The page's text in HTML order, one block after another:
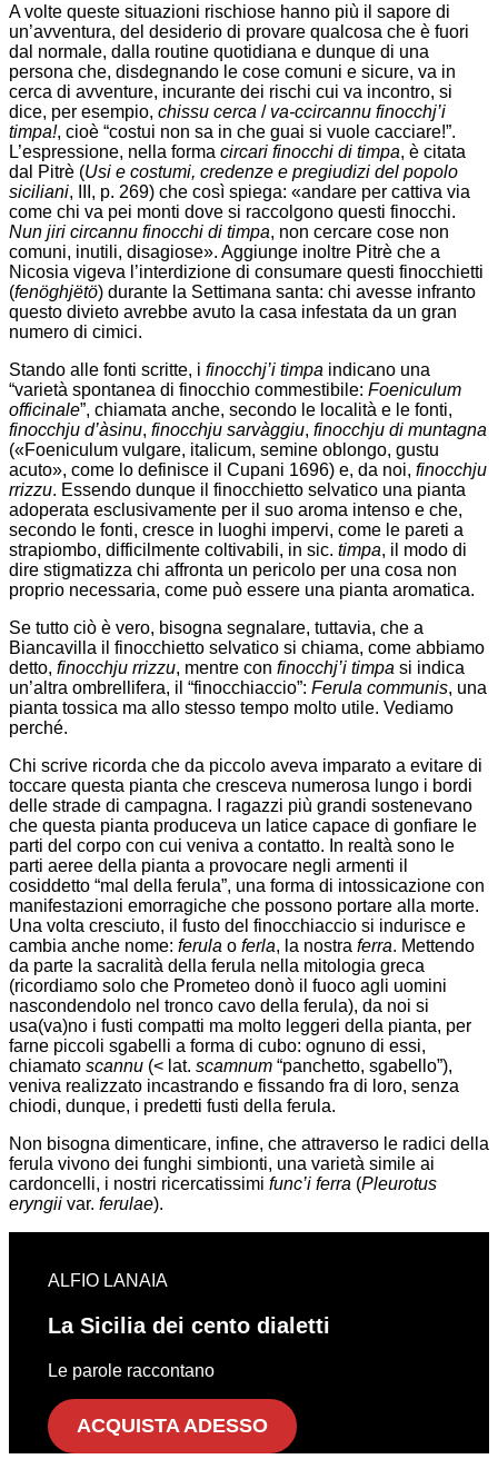
A volte queste situazioni rischiose hanno più il sapore di
un’avventura, del desiderio di provare qualcosa che è fuori
dal normale, dalla routine quotidiana e dunque di una
persona che, disdegnando le cose comuni e sicure, va in
cerca di avventure, incurante dei rischi cui va incontro, si
dice, per esempio, chissu cerca / va-ccircannu finocchj’i
timpa!, cioè “costui non sa in che guai si vuole cacciare!”.
L’espressione, nella forma circari finocchi di timpa, è citata
dal Pitrè (Usi e costumi, credenze e pregiudizi del popolo
siciliani, III, p. 269) che così spiega: «andare per cattiva via
come chi va pei monti dove si raccolgono questi finocchi.
Nun jiri circannu finocchi di timpa, non cercare cose non
comuni, inutili, disagiose». Aggiunge inoltre Pitrè che a
Nicosia vigeva l’interdizione di consumare questi finocchietti
(fenöghjëtö) durante la Settimana santa: chi avesse infranto
questo divieto avrebbe avuto la casa infestata da un gran
numero di cimici.
Stando alle fonti scritte, i finocchj’i timpa indicano una
“varietà spontanea di finocchio commestibile: Foeniculum
officinale”, chiamata anche, secondo le località e le fonti,
finocchju d’àsinu, finocchju sarvàggiu, finocchju di muntagna
(«Foeniculum vulgare, italicum, semine oblongo, gustu
acuto», come lo definisce il Cupani 1696) e, da noi, finocchju
rrizzu. Essendo dunque il finocchietto selvatico una pianta
adoperata esclusivamente per il suo aroma intenso e che,
secondo le fonti, cresce in luoghi impervi, come le pareti a
strapiombo, difficilmente coltivabili, in sic. timpa, il modo di
dire stigmatizza chi affronta un pericolo per una cosa non
proprio necessaria, come può essere una pianta aromatica.
Se tutto ciò è vero, bisogna segnalare, tuttavia, che a
Biancavilla il finocchietto selvatico si chiama, come abbiamo
detto, finocchju rrizzu, mentre con finocchj’i timpa si indica
un’altra ombrellifera, il “finocchiaccio”: Ferula communis, una
pianta tossica ma allo stesso tempo molto utile. Vediamo
perché.
Chi scrive ricorda che da piccolo aveva imparato a evitare di
toccare questa pianta che cresceva numerosa lungo i bordi
delle strade di campagna. I ragazzi più grandi sostenevano
che questa pianta produceva un latice capace di gonfiare le
parti del corpo con cui veniva a contatto. In realtà sono le
parti aeree della pianta a provocare negli armenti il
cosiddetto “mal della ferula”, una forma di intossicazione con
manifestazioni emorragiche che possono portare alla morte.
Una volta cresciuto, il fusto del finocchiaccio si indurisce e
cambia anche nome: ferula o ferla, la nostra ferra. Mettendo
da parte la sacralità della ferula nella mitologia greca
(ricordiamo solo che Prometeo donò il fuoco agli uomini
nascondendolo nel tronco cavo della ferula), da noi si
usa(va)no i fusti compatti ma molto leggeri della pianta, per
farne piccoli sgabelli a forma di cubo: ognuno di essi,
chiamato scannu (< lat. scamnum “panchetto, sgabello”),
veniva realizzato incastrando e fissando fra di loro, senza
chiodi, dunque, i predetti fusti della ferula.
Non bisogna dimenticare, infine, che attraverso le radici della
ferula vivono dei funghi simbionti, una varietà simile ai
cardoncelli, i nostri ricercatissimi func’i ferra (Pleurotus
eryngii var. ferulae).
ALFIO LANAIA
La Sicilia dei cento dialetti
Le parole raccontano
ACQUISTA ADESSO